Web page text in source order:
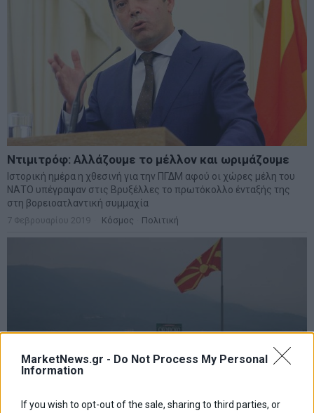
MarketNews.gr - Do Not Process My Personal
Information
If you wish to opt-out of the sale, sharing to third parties, or
Ντιμιτρόφ: Αλλάζουμε το μέλλον και ωριμάζουμε
Ιστορική ημέρα η χθεσινή για την ΠΓΔΜ αφού οι χώρες μέλη του
ΝΑΤΟ υπέγραψαν στις Βρυξέλλες το πρωτόκολλο ένταξής της
στη βορειοατλαντική συμμαχία
7 Φεβρουαρίου 2019 Κόσμος Πολιτική